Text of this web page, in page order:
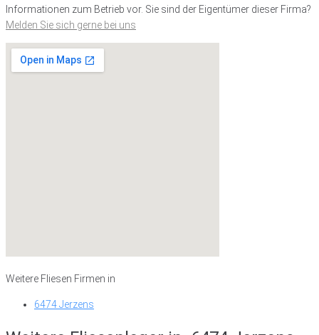
Informationen zum Betrieb vor. Sie sind der Eigentümer dieser Firma?
Melden Sie sich gerne bei uns
Weitere Fliesen Firmen in
6474 Jerzens